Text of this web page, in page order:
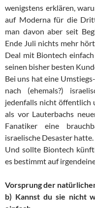
wenigstens erklären,
auf Moderna für die
man davon aber seit
Ende Juli nichts mehr
Deal mit Biontech
seinen bisher besten
Bei uns hat eine
nach (ehemals?)
jedenfalls nicht öffentlich
als vor Lauterbachs
Fanatiker eine
israelische Desaster hatte.
Und sollte Biontech
es bestimmt auf
Vorsprung der
b) Kannst du sie nicht